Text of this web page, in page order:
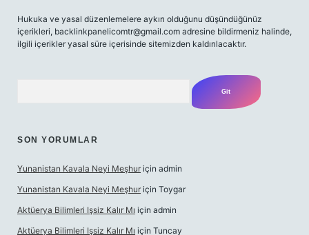
Hukuka ve yasal düzenlemelere aykırı olduğunu düşündüğünüz
içerikleri, backlinkpanelicomtr@gmail.com adresine bildirmeniz halinde,
ilgili içerikler yasal süre içerisinde sitemizden kaldırılacaktır.
SON YORUMLAR
Yunanistan Kavala Neyi Meşhur için admin
Yunanistan Kavala Neyi Meşhur için Toygar
Aktüerya Bilimleri Işsiz Kalır Mı için admin
Aktüerya Bilimleri Işsiz Kalır Mı için Tuncay